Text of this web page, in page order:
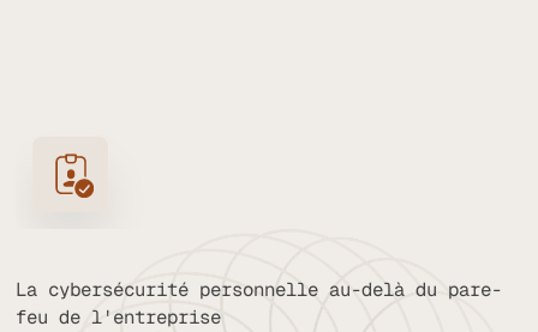
La cybersécurité personnelle au-delà du pare-
feu de l'entreprise